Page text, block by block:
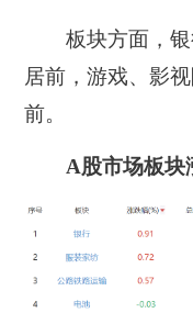
板块方面，银
居前，游戏、影
前。
A股市场板块